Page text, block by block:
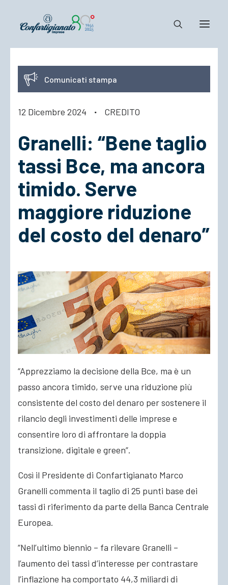
Notizie e Documenti
Confartigianato
Cosa Facciamo
Comunicati stampa
12 Dicembre 2024 · CREDITO
Granelli: “Bene taglio
tassi Bce, ma ancora
timido. Serve
maggiore riduzione
del costo del denaro”
“Apprezziamo la decisione della Bce, ma è un
passo ancora timido, serve una riduzione più
consistente del costo del denaro per sostenere il
rilancio degli investimenti delle imprese e
consentire loro di affrontare la doppia
transizione, digitale e green”.
Così il Presidente di Confartigianato Marco
Granelli commenta il taglio di 25 punti base dei
tassi di riferimento da parte della Banca Centrale
Europea.
“Nell’ultimo biennio – fa rilevare Granelli –
l’aumento dei tassi d’interesse per contrastare
l’inflazione ha comportato 44,3 miliardi di